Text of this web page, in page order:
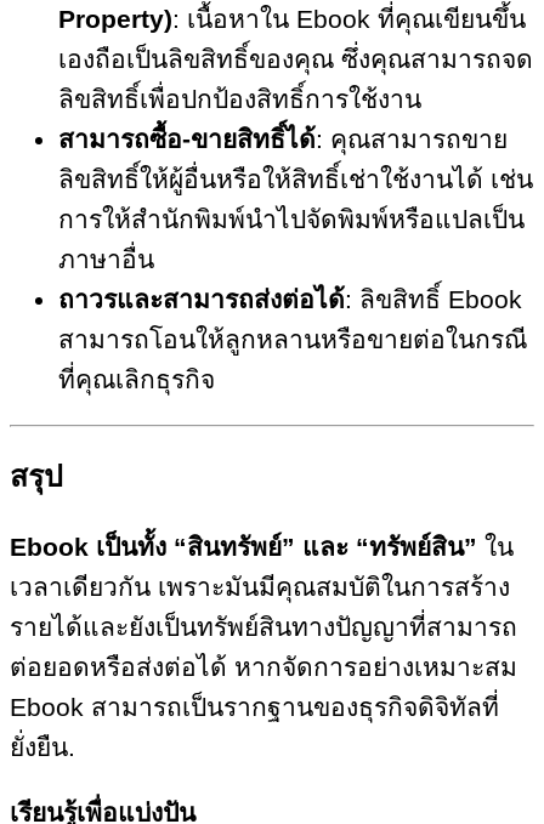
Property): เนื้อหาใน Ebook ที่คุณเขียนขึ้น
เองถือเป็นลิขสิทธิ์ของคุณ ซึ่งคุณสามารถจด
ลิขสิทธิ์เพื่อปกป้องสิทธิ์การใช้งาน
สามารถซื้อ-ขายสิทธิ์ได้: คุณสามารถขาย
ลิขสิทธิ์ให้ผู้อื่นหรือให้สิทธิ์เช่าใช้งานได้ เช่น
การให้สำนักพิมพ์นำไปจัดพิมพ์หรือแปลเป็น
ภาษาอื่น
ถาวรและสามารถส่งต่อได้: ลิขสิทธิ์ Ebook
สามารถโอนให้ลูกหลานหรือขายต่อในกรณี
ที่คุณเลิกธุรกิจ
สรุป
Ebook เป็นทั้ง “สินทรัพย์” และ “ทรัพย์สิน” ใน
เวลาเดียวกัน เพราะมันมีคุณสมบัติในการสร้าง
รายได้และยังเป็นทรัพย์สินทางปัญญาที่สามารถ
ต่อยอดหรือส่งต่อได้ หากจัดการอย่างเหมาะสม
Ebook สามารถเป็นรากฐานของธุรกิจดิจิทัลที่
ยั่งยืน.
เรียนรู้เพื่อแบ่งปัน